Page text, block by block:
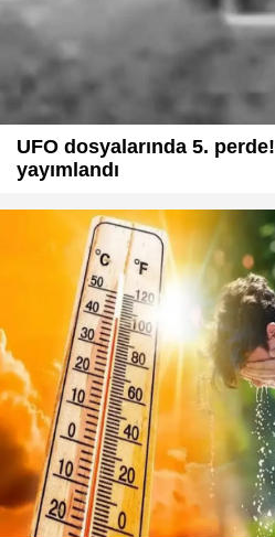
UFO dosyalarında 5.
yayımlandı